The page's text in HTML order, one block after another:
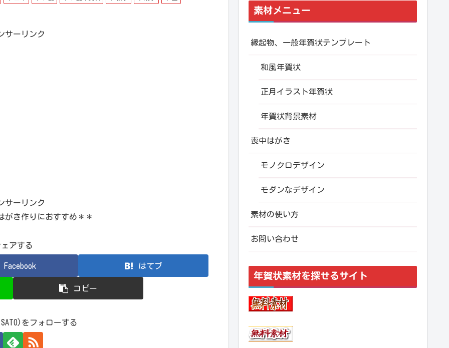
サーリンク
サーリンク
き作りにおすすめ＊＊
アする
Facebook はてブ
コピー
をフォローする
素材メニュー
縁起物、一般年賀状テンプレート
和風年賀状
正月イラスト年賀状
年賀状背景素材
喪中はがき
モノクロデザイン
モダンなデザイン
素材の使い方
お問い合わせ
年賀状素材を探せるサイト